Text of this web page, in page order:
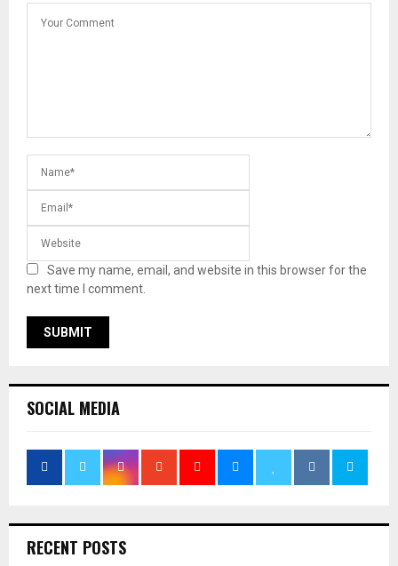
Save my name, email, and website in this browser for the
next time I comment.
SOCIAL MEDIA
RECENT POSTS